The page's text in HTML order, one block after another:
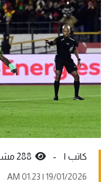
کاتب ١ -
19/01/2026 | 01:23 AM